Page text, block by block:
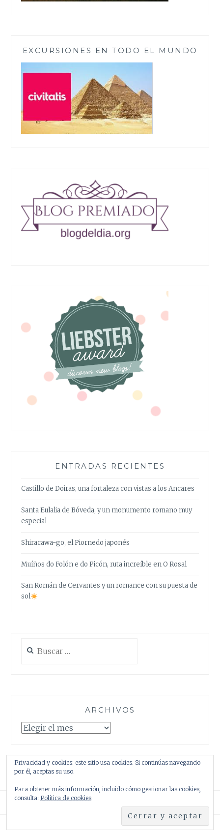
EXCURSIONES EN TODO EL MUNDO
ENTRADAS RECIENTES
Castillo de Doiras, una fortaleza con vistas a los Ancares
Santa Eulalia de Bóveda, y un monumento romano muy
especial
Shiracawa-go, el Piornedo japonés
Muíños do Folón e do Picón, ruta increíble en O Rosal
San Román de Cervantes y un romance con su puesta de
sol
ARCHIVOS
Archivos
Tema: Anissa porAlienWP.
Privacidad y cookies: este sitio usa cookies. Si continúas navegando
por él, aceptas su uso.
Para obtener más información, incluido cómo gestionar las cookies,
consulta: Política de cookies